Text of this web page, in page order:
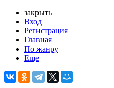
закрыть
Вход
Регистрация
Главная
По жанру
Еще